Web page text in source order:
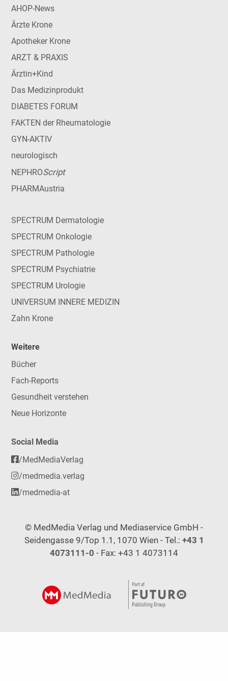
AHOP-News
Ärzte Krone
Apotheker Krone
ARZT & PRAXIS
Ärztin+Kind
Das Medizinprodukt
DIABETES FORUM
FAKTEN der Rheumatologie
GYN-AKTIV
neurologisch
NEPHROScript
PHARMAustria
SPECTRUM Dermatologie
SPECTRUM Onkologie
SPECTRUM Pathologie
SPECTRUM Psychiatrie
SPECTRUM Urologie
UNIVERSUM INNERE MEDIZIN
Zahn Krone
Weitere
Bücher
Fach-Reports
Gesundheit verstehen
Neue Horizonte
Social Media
/MedMediaVerlag
/medmedia.verlag
/medmedia-at
© MedMedia Verlag und Mediaservice GmbH -
Seidengasse 9/Top 1.1, 1070 Wien - Tel.: +43 1
4073111-0 - Fax: +43 1 4073114